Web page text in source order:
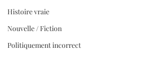
Histoire vraie
Nouvelle / Fiction
Politiquement incorrect